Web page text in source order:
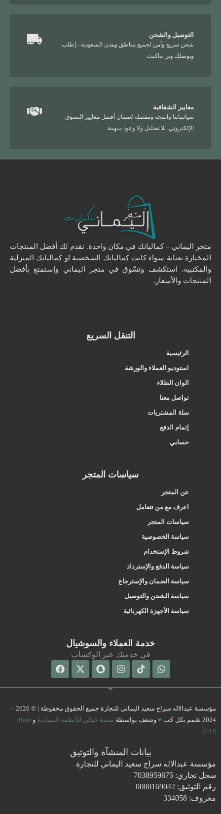
التوصيل والشحن
شحن سريع وآمن لجميع مناطق ومدن السعودية - إطلب
ويوصلك وين ماكنت.
معايير الشفافية
سياساتنا واضحة ومفصلة لضمان أفضل معايير التسوق
الإلكتروني, بلا تضليل ولا وعود مبهمة.
متجر اليماني – كمالياتك في مكان واحدة. نقدم لك أفضل المنتجات
المختارة بعناية سواء كانت كمالياتك الشخصية او كمالياتك المنزلية
والمكتبية. استكشف وتسّوق في متجر اليماني وإستمتع بأفضل
المنتجات والأسعار.
التنقل السريع
الرئيسية
استوديو العملاء والورشة
الوان الطلاء
تواصل معنا
سلة المشتريات
إتمام الدفع
حسابي
سياسات المتجر
عن المتجر
اعرف مع من تتعامل
سياسات المتجر
سياسة الخصوصية
شروط الإستخدام
سياسة الدفع والإسترداد
سياسة الضمان والإسترجاع
سياسة الشحن والتوصيل
سياسة الأجهزة الكهربائية
خدمة العملاء والسوشيال
في خدمتك عبر الواتساب
Whatsapp
Tiktok
Instagram
Snapchat
X-
twitter
Facebook
مؤسسة عبدالاله سراج سعيد اليماني للتجارة جميع الحقوق محفوظة | © 2026 –
2024 صُمم بكل حُب
♥ وشغف بواسطة منصة خيالي للأنظمة السيادية و Hani
G.I.S
بيانات المنشآة والتوثيق
مؤسسة عبدالاله سراج سعيد اليماني للتجارة
سجل تجاري: 7038959875
رقم التوثيق: 0000169042
معروف: 334058